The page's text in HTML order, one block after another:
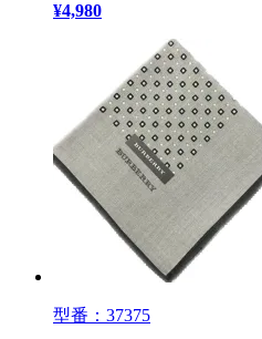
¥4,980
型番：37375